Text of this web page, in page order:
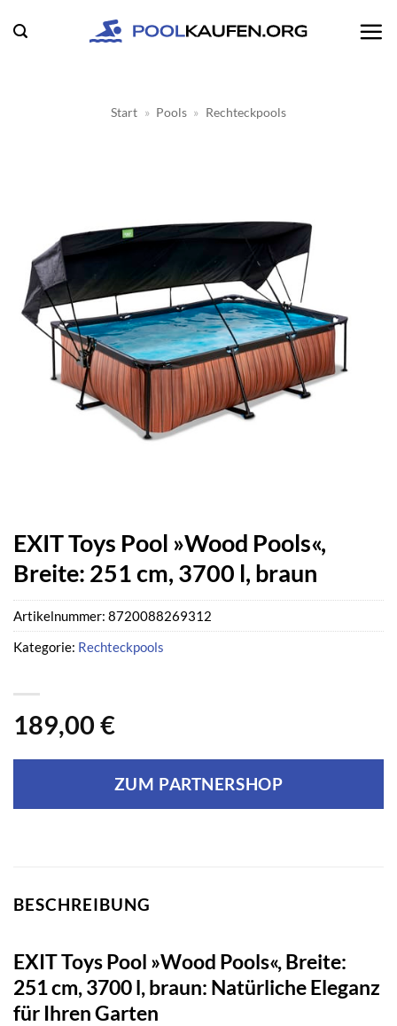
Inhalt
Start » Pools » Rechteckpools
EXIT Toys Pool »Wood Pools«,
Breite: 251 cm, 3700 l, braun
189,00 €
ZUM PARTNERSHOP
Artikelnummer: 8720088269312
Kategorie: Rechteckpools
BESCHREIBUNG
EXIT Toys Pool »Wood Pools«, Breite:
251 cm, 3700 l, braun: Natürliche Eleganz
für Ihren Garten